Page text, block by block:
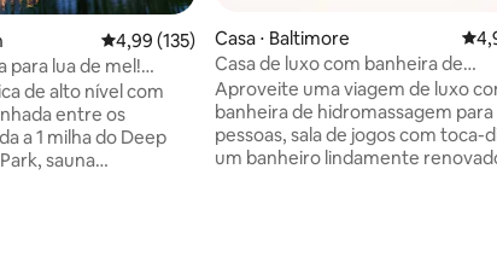
4,99 de uma avaliação média de 5, 135
4,99 (135)
para lua de mel!
de
de alto nível com
entre os
a 1 milha do Deep
sauna
Casa ⋅ Baltimore
Casa de luxo com banheira de
hidromassagem, sala de pôquer e
estacionamento
Aproveite uma viagem de luxo
banheira de hidromassagem para
pessoas, sala de jogos com toca-
um banheiro lindamente